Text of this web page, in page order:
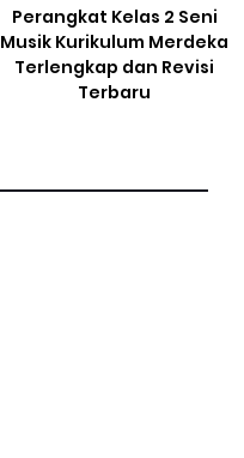
Perangkat Kelas 2 Seni
Musik Kurikulum Merdeka
Terlengkap dan Revisi
Terbaru